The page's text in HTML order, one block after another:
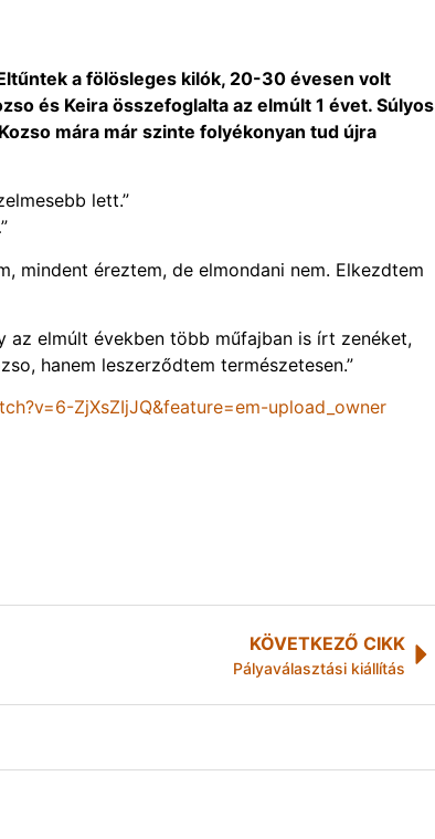
a fölösleges kilók, 20-30 évesen volt
és Keira összefoglalta az elmúlt 1 évet. Súlyos
mára már szinte folyékonyan tud újra
lett.”
mindent éreztem, de elmondani nem. Elkezdtem
az elmúlt években több műfajban is írt zenéket,
hanem leszerződtem természetesen.”
ZjXsZIjJQ&feature=em-upload_owner
KÖVETKEZŐ CIKK
Pályaválasztási kiállítás